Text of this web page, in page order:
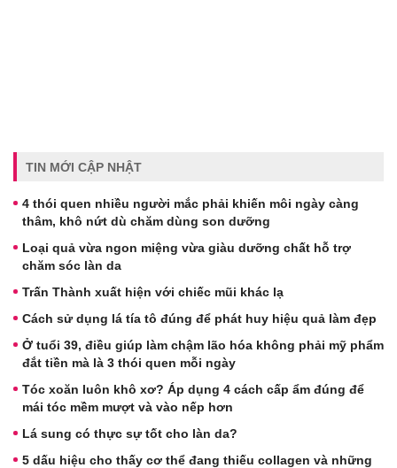
TIN MỚI CẬP NHẬT
4 thói quen nhiều người mắc phải khiến môi ngày càng
thâm, khô nứt dù chăm dùng son dưỡng
Loại quả vừa ngon miệng vừa giàu dưỡng chất hỗ trợ
chăm sóc làn da
Trấn Thành xuất hiện với chiếc mũi khác lạ
Cách sử dụng lá tía tô đúng để phát huy hiệu quả làm đẹp
Ở tuổi 39, điều giúp làm chậm lão hóa không phải mỹ phẩm
đắt tiền mà là 3 thói quen mỗi ngày
Tóc xoăn luôn khô xơ? Áp dụng 4 cách cấp ẩm đúng để
mái tóc mềm mượt và vào nếp hơn
Lá sung có thực sự tốt cho làn da?
5 dấu hiệu cho thấy cơ thể đang thiếu collagen và những